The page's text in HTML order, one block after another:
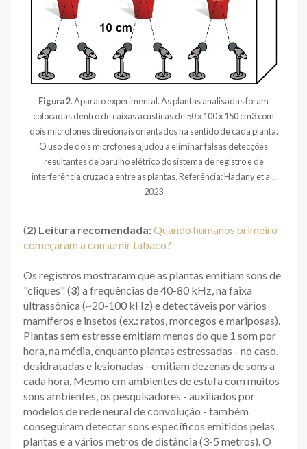
Figura 2. Aparato experimental. As plantas analisadas foram
colocadas dentro de caixas acústicas de 50 x 100 x 150 cm3 com
dois microfones direcionais orientados na sentido de cada planta.
O uso de dois microfones ajudou a eliminar falsas detecções
resultantes de barulho elétrico do sistema de registro e de
interferência cruzada entre as plantas. Referência: Hadany et al.,
2023
(2) Leitura recomendada: Quando humanos primeiro
começaram a consumir tabaco?
Os registros mostraram que as plantas emitiam sons de
"cliques" (3) a frequências de 40-80 kHz, na faixa
ultrassônica (~20-100 kHz) e detectáveis por vários
mamíferos e insetos (ex.: ratos, morcegos e mariposas).
Plantas sem estresse emitiam menos do que 1 som por
hora, na média, enquanto plantas estressadas - no caso,
desidratadas e lesionadas - emitiam dezenas de sons a
cada hora. Mesmo em ambientes de estufa com muitos
sons ambientes, os pesquisadores - auxiliados por
modelos de rede neural de convolução - também
conseguiram detectar sons específicos emitidos pelas
plantas e a vários metros de distância (3-5 metros). O